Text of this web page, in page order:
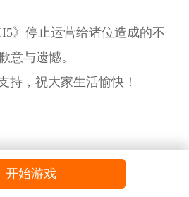
》停止运营给诸位造成的不
意与遗憾。
持，祝大家生活愉快！
开始游戏